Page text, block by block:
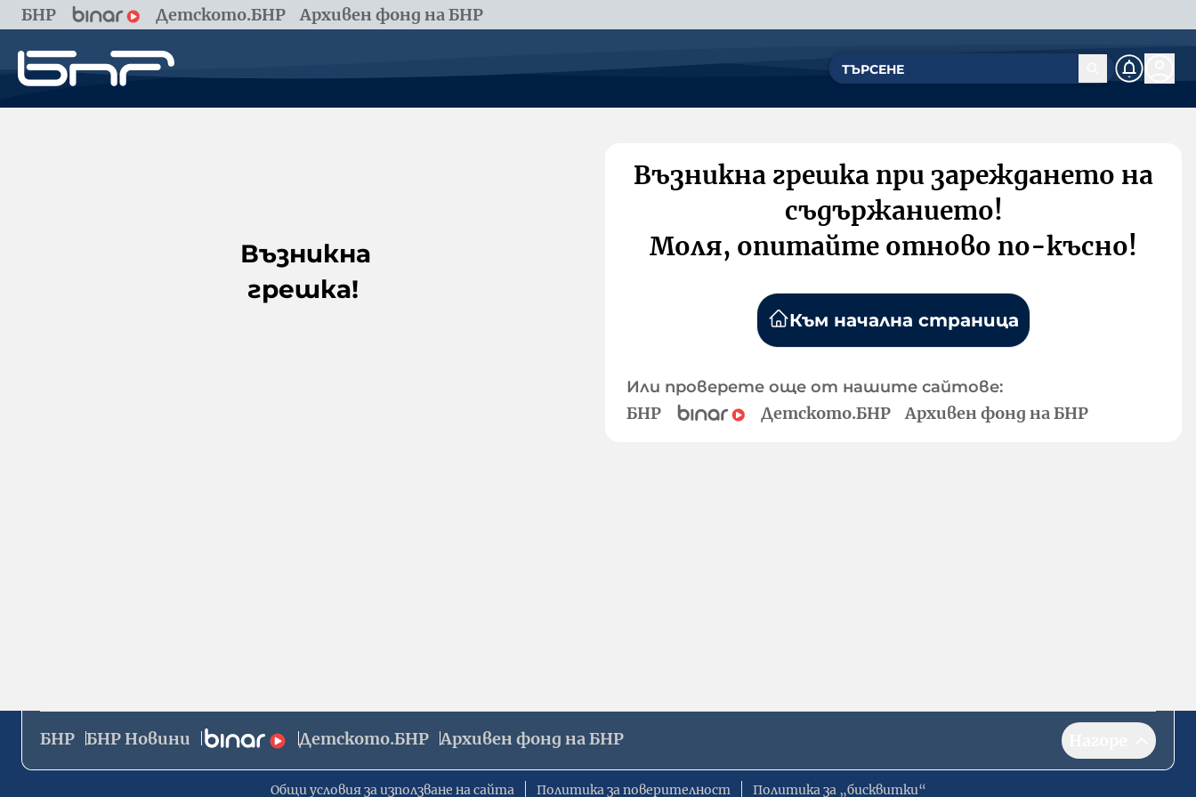
БНР Детското.БНР Архивен фонд на БНР
Възникна
грешка!
Възникна грешка при зареждането на
съдържанието!
Моля, опитайте отново по-късно!
Към начална страница
Или проверете още от нашите сайтове:
БНР Детското.БНР Архивен фонд на БНР
БНР БНР Новини Детското.БНР Архивен фонд на БНР
Общи условия за използване на сайта Политика за поверителност Политика за „бисквитки“